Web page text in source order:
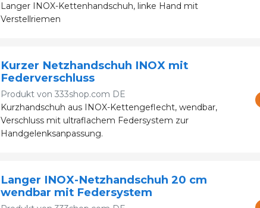
Langer INOX-Kettenhandschuh, linke Hand mit
Verstellriemen
Kurzer Netzhandschuh INOX mit
Federverschluss
Produkt von 333shop.com DE
Kurzhandschuh aus INOX-Kettengeflecht, wendbar,
Verschluss mit ultraflachem Federsystem zur
Handgelenksanpassung.
Langer INOX-Netzhandschuh 20 cm
wendbar mit Federsystem